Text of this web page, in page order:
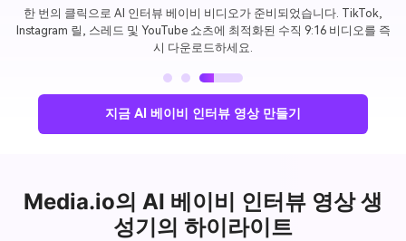
한 번의 클릭으로 AI 인터뷰 베이비 비디오가 준비되었습니다. TikTok,
Instagram 릴, 스레드 및 YouTube 쇼츠에 최적화된 수직 9:16 비디오를 즉
시 다운로드하세요.
지금 AI 베이비 인터뷰 영상 만들기
Media.io의 AI 베이비 인터뷰 영상 생
성기의 하이라이트